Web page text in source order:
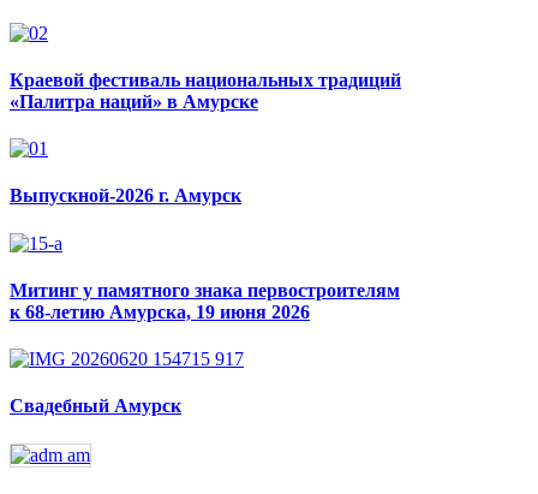
Краевой фестиваль национальных традиций
«Палитра наций» в Амурске
Выпускной-2026 г. Амурск
Митинг у памятного знака первостроителям
к 68-летию Амурска, 19 июня 2026
Свадебный Амурск